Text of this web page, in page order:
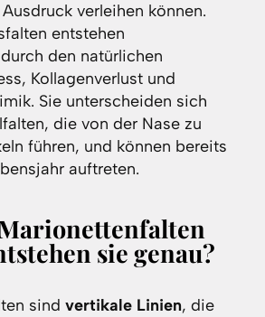
verleihen können.
entstehen
den natürlichen
Kollagenverlust und
Sie unterscheiden sich
die von der Nase zu
führen, und können bereits
auftreten.
sie genau?
sind vertikale Linien, die